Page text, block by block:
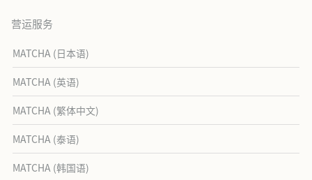
营运服务
MATCHA (日本语)
MATCHA (英语)
MATCHA (繁体中文)
MATCHA (泰语)
MATCHA (韩国语)